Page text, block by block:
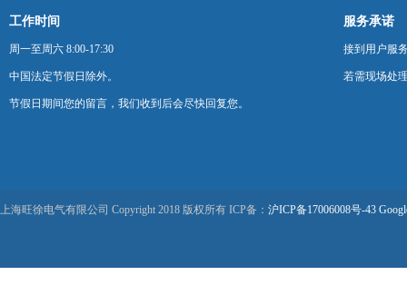
工作时间
周一至周六 8:00-17:30
中国法定节假日除外。
节假日期间您的留言，我们收到后会尽快回复您。
服务承诺
接到用户服
若需现场处
上海旺徐电气有限公司 Copyright 2018 版权所有 ICP备： 沪ICP备17006008号-43